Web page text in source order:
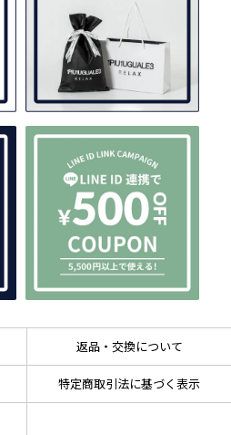
返品・交換について
特定商取引法に基づく表示